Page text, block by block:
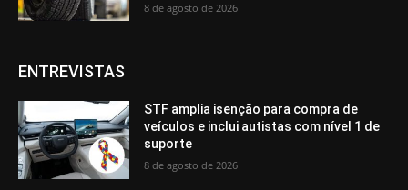
8 de agosto de 2026
ENTREVISTAS
STF amplia isenção para compra de
veículos e inclui autistas com nível 1 de
suporte
8 de agosto de 2026